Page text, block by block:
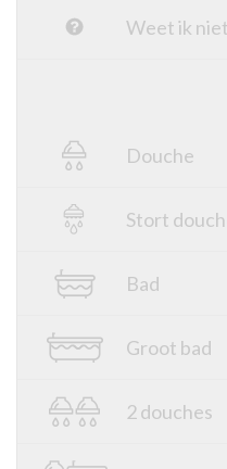
Weet ik niet
Douche
Stort
Bad
Groot bad
2 douches